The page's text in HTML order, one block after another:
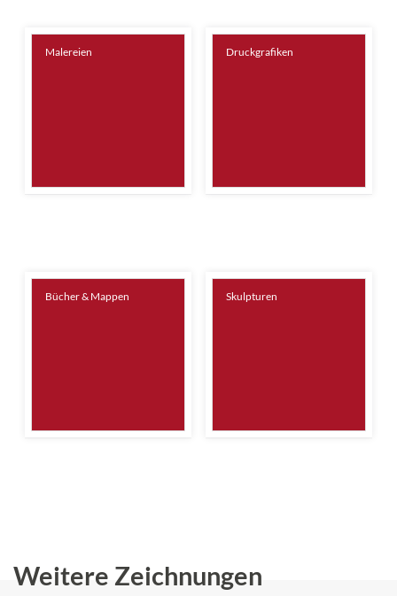
Malereien Druckgrafiken
Bücher & Mappen Skulpturen
Weitere Zeichnungen